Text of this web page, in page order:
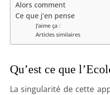
Alors comment
Ce que j’en pense
J’aime ça :
Articles similaires
Qu’est ce que
La singularité de cette